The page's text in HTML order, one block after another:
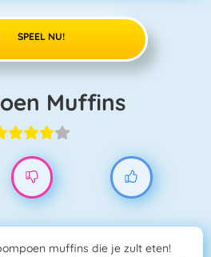
SPEEL NU!
Muffins
muffins die je zult eten!